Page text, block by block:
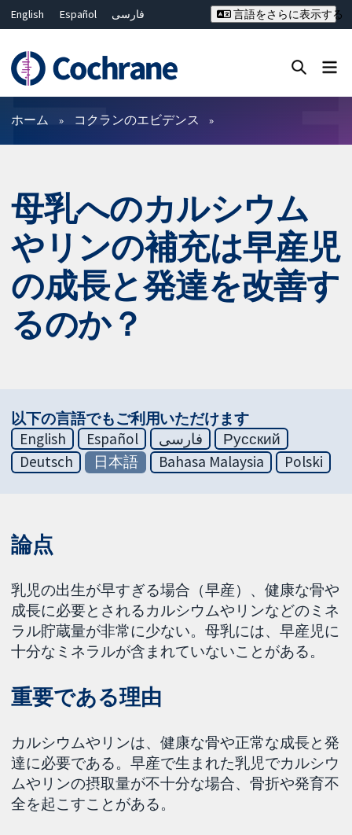
English Español
فارسی
Deutsch
Bahasa Malaysia
ไทย
繁體中文
简体中文
言語をさらに表示する
フィルター
ホーム コクランのエビデンス
母乳へのカルシウム
やリンの補充は早産児
の成長と発達を改善す
るのか？
以下の言語でもご利用いただけます
English
Español فارسی
Русский
Deutsch
日本語 Bahasa Malaysia Polski
論点
乳児の出生が早すぎる場合（早産）、健康な骨や
成長に必要とされるカルシウムやリンなどのミネ
ラル貯蔵量が非常に少ない。母乳には、早産児に
十分なミネラルが含まれていないことがある。
重要である理由
カルシウムやリンは、健康な骨や正常な成長と発
達に必要である。早産で生まれた乳児でカルシウ
ムやリンの摂取量が不十分な場合、骨折や発育不
全を起こすことがある。